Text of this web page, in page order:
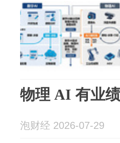
物理 AI 有业
泡财经 2026-07-29